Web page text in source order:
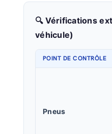
🔍 Vérifications
véhicule)
POINT DE CONTRÔLE
Pneus